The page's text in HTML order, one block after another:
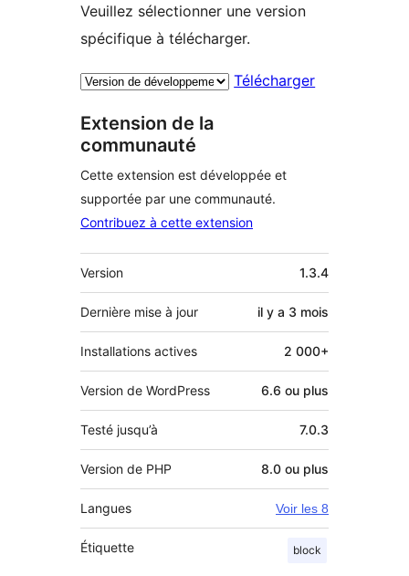
Veuillez sélectionner une version
spécifique à télécharger.
Télécharger
Extension de la
communauté
Cette extension est développée et
supportée par une communauté.
Contribuez à cette extension
Méta
Version 1.3.4
Dernière mise à jour il y a 3 mois
Installations actives 2 000+
Version de WordPress 6.6 ou plus
Testé jusqu’à 7.0.3
Version de PHP 8.0 ou plus
Langues Voir les 8
Étiquette block